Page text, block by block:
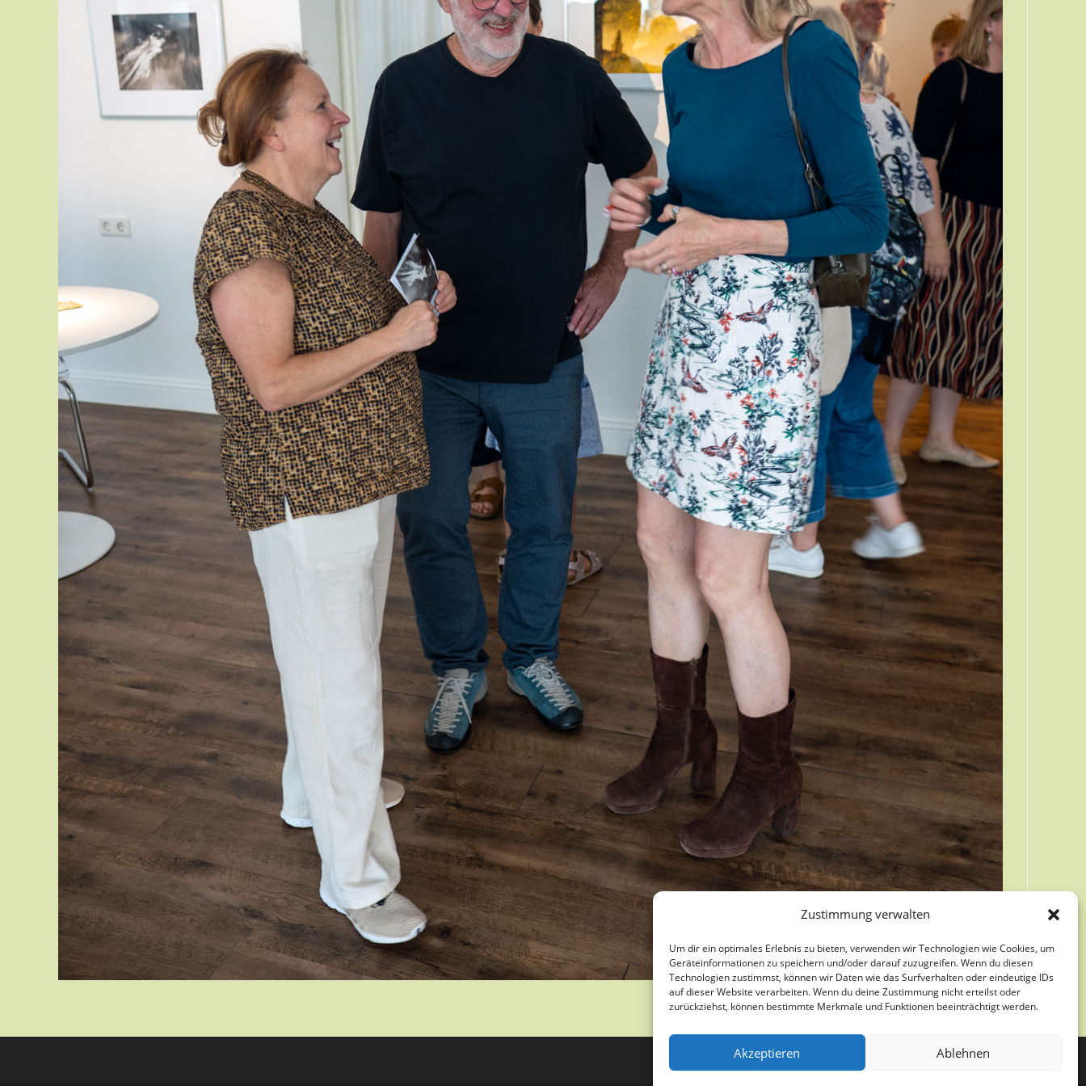
Zustimmung verwalten
Um dir ein optimales Erlebnis zu bieten, verwenden wir Technologien wie Cookies, um
Geräteinformationen zu speichern und/oder darauf zuzugreifen. Wenn du diesen
Technologien zustimmst, können wir Daten wie das Surfverhalten oder eindeutige IDs
auf dieser Website verarbeiten. Wenn du deine Zustimmung nicht erteilst oder
zurückziehst, können bestimmte Merkmale und Funktionen beeinträchtigt werden.
Akzeptieren Ablehnen